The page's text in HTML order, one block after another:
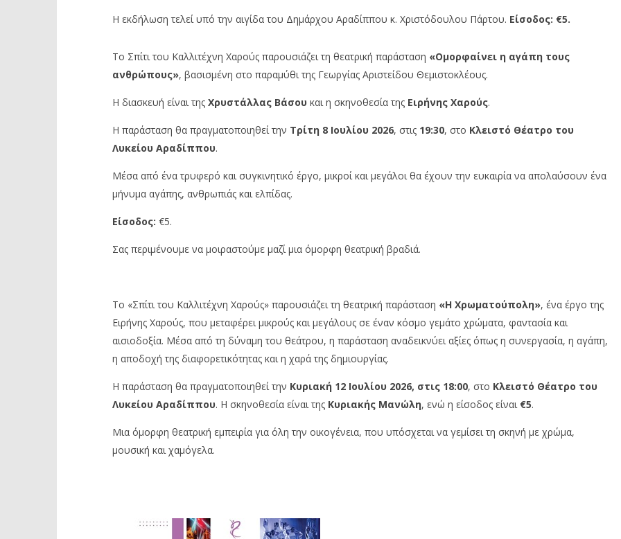
Η εκδήλωση τελεί υπό την αιγίδα του Δημάρχου Αραδίππου κ. Χριστόδουλου Πάρτου. Είσοδος: €5.
Το Σπίτι του Καλλιτέχνη Χαρούς παρουσιάζει τη θεατρική παράσταση «Ομορφαίνει η αγάπη τους
ανθρώπους», βασισμένη στο παραμύθι της Γεωργίας Αριστείδου Θεμιστοκλέους.
Η διασκευή είναι της Χρυστάλλας Βάσου και η σκηνοθεσία της Ειρήνης Χαρούς.
Η παράσταση θα πραγματοποιηθεί την Τρίτη 8 Ιουλίου 2026, στις 19:30, στο Κλειστό Θέατρο του
Λυκείου Αραδίππου.
Μέσα από ένα τρυφερό και συγκινητικό έργο, μικροί και μεγάλοι θα έχουν την ευκαιρία να απολαύσουν ένα
μήνυμα αγάπης, ανθρωπιάς και ελπίδας.
Είσοδος: €5.
Σας περιμένουμε να μοιραστούμε μαζί μια όμορφη θεατρική βραδιά.
Το «Σπίτι του Καλλιτέχνη Χαρούς» παρουσιάζει τη θεατρική παράσταση «Η Χρωματούπολη», ένα έργο της
Ειρήνης Χαρούς, που μεταφέρει μικρούς και μεγάλους σε έναν κόσμο γεμάτο χρώματα, φαντασία και
αισιοδοξία. Μέσα από τη δύναμη του θεάτρου, η παράσταση αναδεικνύει αξίες όπως η συνεργασία, η αγάπη,
η αποδοχή της διαφορετικότητας και η χαρά της δημιουργίας.
Η παράσταση θα πραγματοποιηθεί την Κυριακή 12 Ιουλίου 2026, στις 18:00, στο Κλειστό Θέατρο του
Λυκείου Αραδίππου. Η σκηνοθεσία είναι της Κυριακής Μανώλη, ενώ η είσοδος είναι €5.
Μια όμορφη θεατρική εμπειρία για όλη την οικογένεια, που υπόσχεται να γεμίσει τη σκηνή με χρώμα,
μουσική και χαμόγελα.